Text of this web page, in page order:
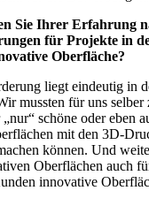
Sie Ihrer Erfahrung
für Projekte in
Oberfläche?
liegt eindeutig in
mussten für uns selber
schöne oder eben
mit den 3D-
können. Und
Oberflächen auch
innovative